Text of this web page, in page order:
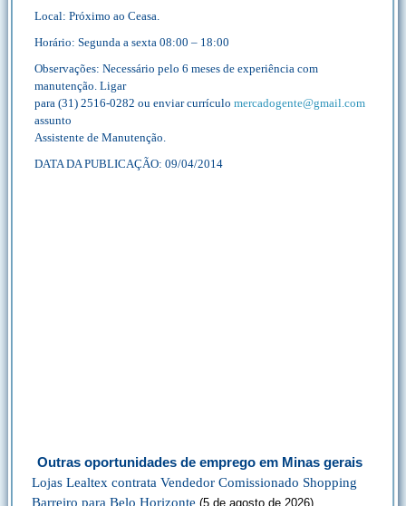
Local: Próximo ao Ceasa.
Horário: Segunda a sexta 08:00 – 18:00
Observações: Necessário pelo 6 meses de experiência com
manutenção. Ligar
para (31) 2516-0282 ou enviar currículo mercadogente@gmail.com
assunto
Assistente de Manutenção.
DATA DA PUBLICAÇÃO: 09/04/2014
Outras oportunidades de emprego em Minas gerais
Lojas Lealtex contrata Vendedor Comissionado Shopping
Barreiro para Belo Horizonte (5 de agosto de 2026)